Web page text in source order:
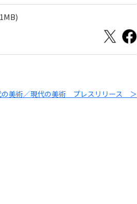
の美術／現代の美術 プレスリリース ＞